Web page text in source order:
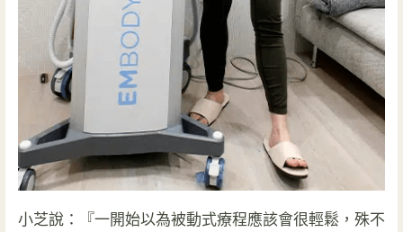
小芝說：『一開始以為被動式療程應該會很輕鬆，殊不